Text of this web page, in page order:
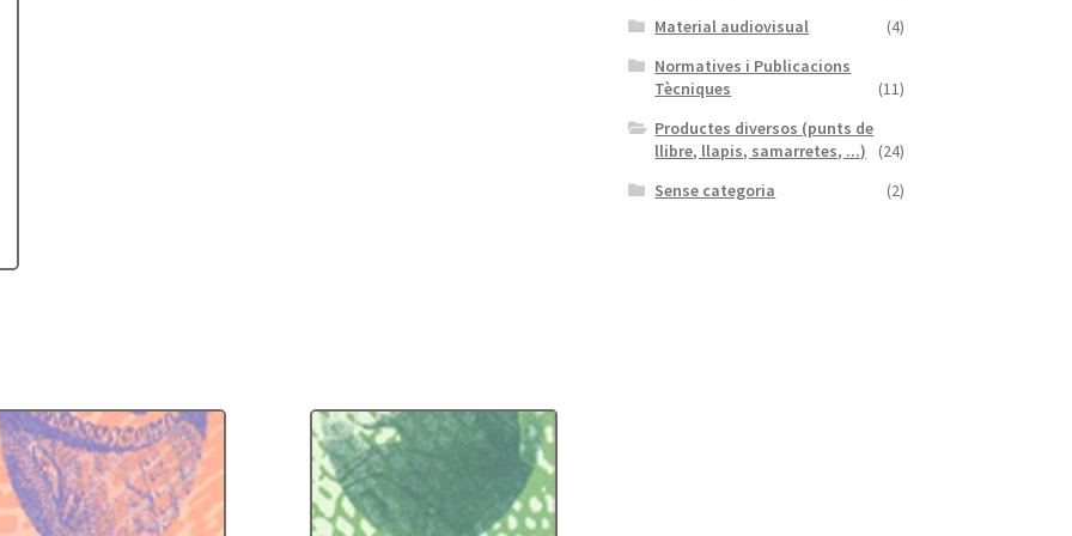
Material audiovisual
(4)
Normatives i Publicacions
Tècniques
(11)
Productes diversos (punts de
llibre, llapis, samarretes, ...)
(24)
Sense categoria
(2)